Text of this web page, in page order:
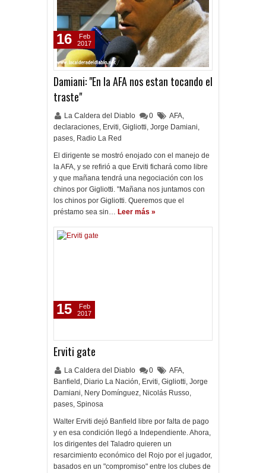
Damiani: "En la AFA nos estan tocando el
traste"
La Caldera del Diablo 0 AFA,
declaraciones, Erviti, Gigliotti, Jorge Damiani,
pases, Radio La Red
El dirigente se mostró enojado con el manejo de
la AFA, y se refirió a que Erviti fichará como libre
y que mañana tendrá una negociación con los
chinos por Gigliotti. "Mañana nos juntamos con
los chinos por Gigliotti. Queremos que el
préstamo sea sin… Leer más »
16
Feb
2017
Erviti gate
La Caldera del Diablo 0 AFA,
Banfield , Diario La Nación, Erviti, Gigliotti, Jorge
Damiani, Nery Domínguez, Nicolás Russo,
pases, Spinosa
Walter Erviti dejó Banfield libre por falta de pago
y en esa condición llegó a Independiente. Ahora,
los dirigentes del Taladro quieren un
resarcimiento económico del Rojo por el jugador,
basados en un "compromiso" entre los clubes de
15
Feb
2017